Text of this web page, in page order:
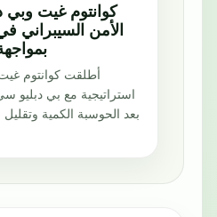
كوانتوم غيت وبي
الأمن السيبراني
أطلقت كوانتوم
استراتيجية مع بي دبليو
بعد الحوسبة الكمية